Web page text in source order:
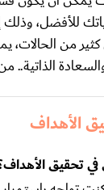
للأفضل،
من الحالات،
الذاتية..
الأهداف
تحقيق